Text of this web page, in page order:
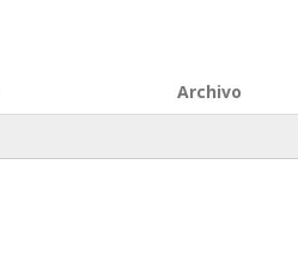
Archivo